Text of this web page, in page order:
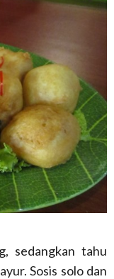
sedangkan tahu
Sosis solo dan